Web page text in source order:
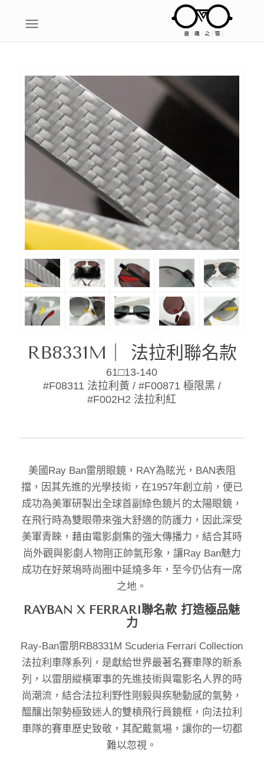
RB8331M｜ 法拉利聯名款
61□13-140
#F08311 法拉利黃 / #F00871 極限黑 /
#F002H2 法拉利紅
美國Ray Ban雷朋眼鏡，RAY為眩光，BAN表阻
擋，因其先進的光學技術，在1957年創立前，便已
成功為美軍研製出全球首副綠色鏡片的太陽眼鏡，
在飛行時為雙眼帶來強大舒適的防護力，因此深受
美軍青睞，藉由電影劇集的強大傳播力，結合其時
尚外觀與影劇人物剛正帥氣形象，讓Ray Ban魅力
成功在好萊塢時尚圈中延燒多年，至今仍佔有一席
之地。
RAYBAN X FERRARI聯名款 打造極品魅
力
Ray-Ban雷朋RB8331M Scuderia Ferrari Collection
法拉利車隊系列，是獻給世界最著名賽車隊的新系
列，以雷朋縱橫軍事的先進技術與電影名人界的時
尚潮流，結合法拉利野性剛毅與疾馳動感的氣勢，
醞釀出架勢極致迷人的雙槓飛行員鏡框，向法拉利
車隊的賽車歷史致敬，其配戴氣場，讓你的一切都
難以忽視。